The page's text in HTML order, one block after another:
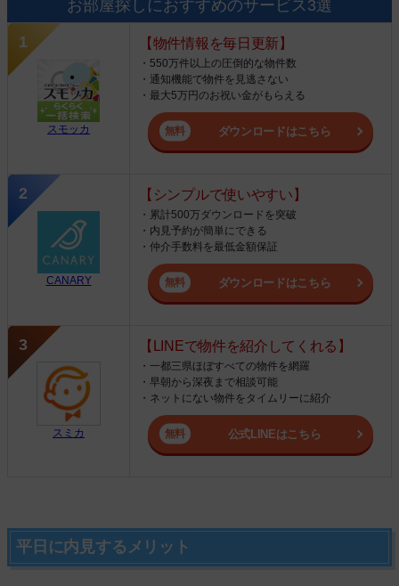
お部屋探しにおすすめのサービス3選
スモッカ
【物件情報を毎日更新】
・550万件以上の圧倒的な物件数
・通知機能で物件を見逃さない
・最大5万円のお祝い金がもらえる
ダウンロードはこちら
CANARY
【シンプルで使いやすい】
・累計500万ダウンロードを突破
・内見予約が簡単にできる
・仲介手数料を最低金額保証
ダウンロードはこちら
スミカ
【LINEで物件を紹介してくれる】
・一都三県ほぼすべての物件を網羅
・早朝から深夜まで相談可能
・ネットにない物件をタイムリーに紹介
公式LINEはこちら
平日に内見するメリット